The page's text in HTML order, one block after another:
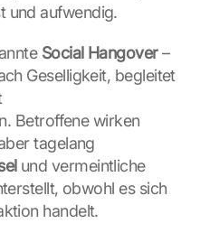
und aufwendig.
Social Hangover –
Geselligkeit, begleitet
Betroffene wirken
tagelang
und vermeintliche
obwohl es sich
handelt.